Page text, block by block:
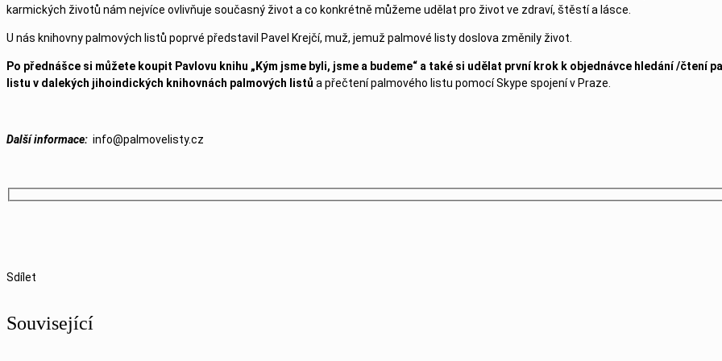
karmických životů nám nejvíce ovlivňuje současný život a co konkrétně můžeme udělat pro život ve zdraví, štěstí a lásce.
U nás knihovny palmových listů poprvé představil Pavel Krejčí, muž, jemuž palmové listy doslova změnily život.
Po přednášce si můžete koupit Pavlovu knihu „Kým jsme byli, jsme a budeme“ a také si udělat první krok k objednávce hledání /čtení
listu v dalekých jihoindických knihovnách palmových listů a přečtení palmového listu pomocí Skype spojení v Praze.
Další informace: info@palmovelisty.cz
Sdílet
Související